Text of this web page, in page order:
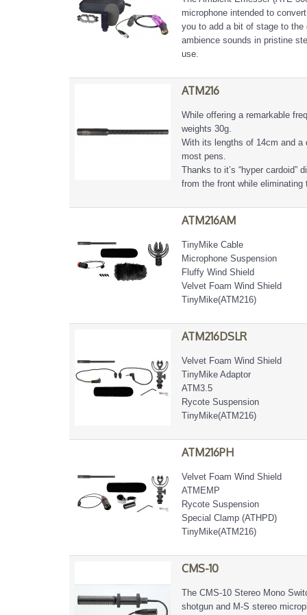
microphone intended to
you to add a bit of stage to the
ambience sounds in pristine
use.
ATM216
While offering a remarkable
weights 30g.
With its lengths of 14cm and a
most pens.
Thanks to it’s “hyper cardoid”
from the front while
ATM216AM
TinyMike Cable
Microphone Suspension
Fluffy Wind Shield
Velvet Foam Wind Shield
TinyMike(ATM216)
ATM216DSLR
Velvet Foam Wind Shield
TinyMike Adaptor
ATM3.5
Rycote Suspension
TinyMike(ATM216)
ATM216PH
Velvet Foam Wind Shield
ATMEMP
Rycote Suspension
Special Clamp (ATHPD)
TinyMike(ATM216)
CMS-10
The CMS-10 Stereo Mono
shotgun and M-S stereo